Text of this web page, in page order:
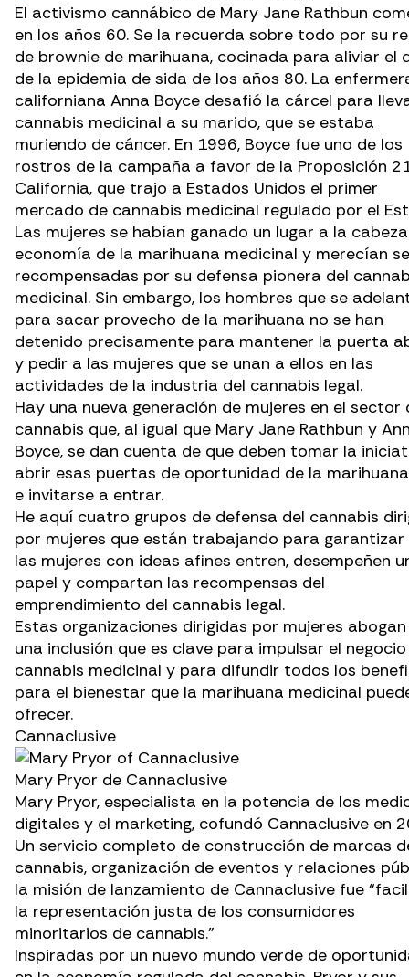
El activismo cannábico de Mary Jane Rathbun
en los años 60. Se la recuerda sobre todo por su
de brownie de marihuana, cocinada para aliviar el
de la epidemia de sida de los años 80. La
californiana Anna Boyce desafió la cárcel para
cannabis medicinal a su marido, que se estaba
muriendo de cáncer. En 1996, Boyce fue uno de los
rostros de la campaña a favor de la Proposición
California, que trajo a Estados Unidos el primer
mercado de cannabis medicinal regulado por el
Las mujeres se habían ganado un lugar a la
economía de la marihuana medicinal y merecían
recompensadas por su defensa pionera del
medicinal. Sin embargo, los hombres que se
para sacar provecho de la marihuana no se han
detenido precisamente para mantener la puerta
y pedir a las mujeres que se unan a ellos en las
actividades de la industria del cannabis legal.
Hay una nueva generación de mujeres en el sector
cannabis que, al igual que Mary Jane Rathbun y
Boyce, se dan cuenta de que deben tomar la
abrir esas puertas de oportunidad de la
e invitarse a entrar.
He aquí cuatro grupos de defensa del cannabis
por mujeres que están trabajando para garantizar
las mujeres con ideas afines entren, desempeñen
papel y compartan las recompensas del
emprendimiento del cannabis legal.
Estas organizaciones dirigidas por mujeres
una inclusión que es clave para impulsar el
cannabis medicinal y para difundir todos los
para el bienestar que la marihuana medicinal
ofrecer.
Cannaclusive
Mary Pryor de Cannaclusive
Mary Pryor, especialista en la potencia de los
digitales y el marketing, cofundó Cannaclusive en
Un servicio completo de construcción de marcas
cannabis, organización de eventos y relaciones
la misión de lanzamiento de Cannaclusive fue
la representación justa de los consumidores
minoritarios de cannabis.”
Inspiradas por un nuevo mundo verde de